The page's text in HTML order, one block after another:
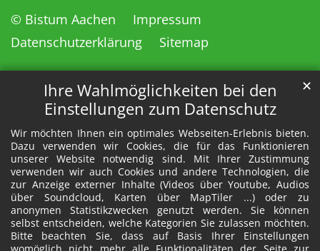
Ihre Wahlmöglichkeiten bei den
Einstellungen zum Datenschutz
Wir möchten Ihnen ein optimales Webseiten-Erlebnis bieten.
Dazu verwenden wir Cookies, die für das Funktionieren
unserer Website notwendig sind. Mit Ihrer Zustimmung
verwenden wir auch Cookies und andere Technologien, die
zur Anzeige externer Inhalte (Videos über Youtube, Audios
über Soundcloud, Karten über MapTiler ...) oder zu
anonymen Statistikzwecken genutzt werden. Sie können
selbst entscheiden, welche Kategorien Sie zulassen möchten.
Bitte beachten Sie, dass auf Basis Ihrer Einstellungen
✕
© Bistum Aachen
Impressum
Datenschutzerklärung
Sitemap